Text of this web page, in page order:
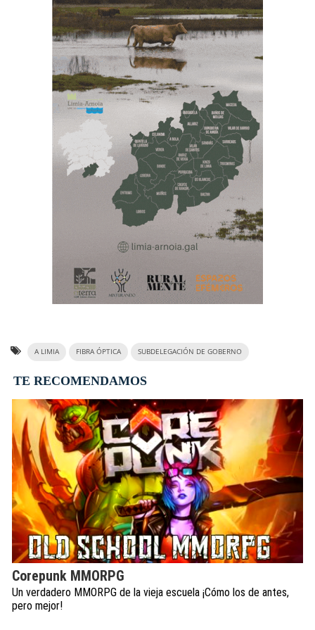
A LIMIA FIBRA ÓPTICA SUBDELEGACIÓN DE GOBERNO
TE RECOMENDAMOS
Corepunk MMORPG
Un verdadero MMORPG de la vieja escuela ¡Cómo los de antes,
pero mejor!